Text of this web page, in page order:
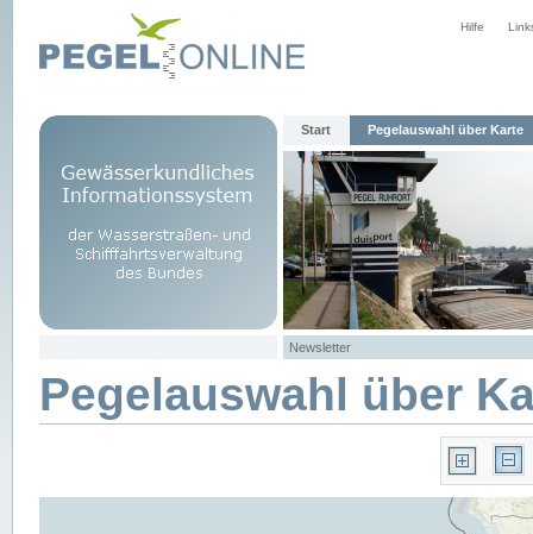
Hilfe
Start Pegelauswahl über Karte
Newsletter
Pegelauswahl über